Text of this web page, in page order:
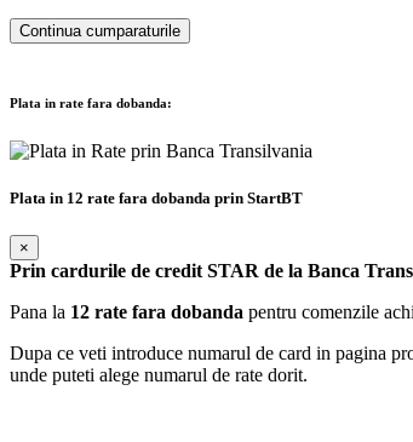
Continua cumparaturile
Plata in rate fara dobanda:
Plata in 12 rate fara dobanda prin StartBT
×
Prin cardurile de credit STAR de la Banca
Pana la 12 rate fara dobanda pentru comenzile
Dupa ce veti introduce numarul de card in pagina
unde puteti alege numarul de rate dorit.